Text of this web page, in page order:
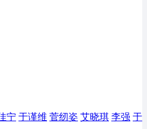
宁 于谨维 菅纫姿 艾晓琪 李强 于